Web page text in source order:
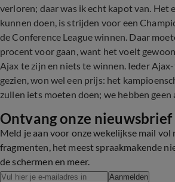
verloren; daar was ik echt kapot van. Het
kunnen doen, is strijden voor een
de Conference League winnen. Daar
procent voor gaan, want het voelt
Ajax te zijn en niets te winnen. Ieder
gezien, won wel een prijs: het
zullen iets moeten doen; we hebben geen
Ontvang onze nieuwsbrief
Meld je aan voor onze wekelijkse mail vol
fragmenten, het meest spraakmakende
de schermen en meer.
Aanmelden